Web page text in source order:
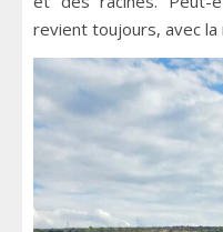
revient toujours, avec la